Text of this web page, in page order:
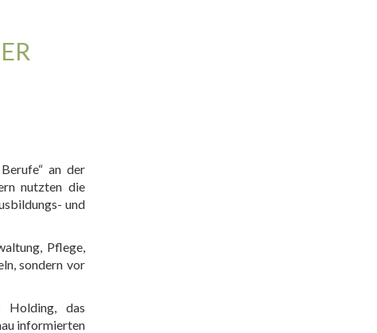
H
an der
nutzten die
und
Pflege,
sondern vor
Holding, das
informierten